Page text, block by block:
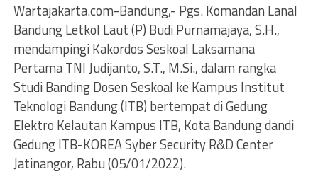
Wartajakarta.com-Bandung,- Pgs. Komandan Lanal
Bandung Letkol Laut (P) Budi Purnamajaya, S.H.,
mendampingi Kakordos Seskoal Laksamana
Pertama TNI Judijanto, S.T., M.Si., dalam rangka
Studi Banding Dosen Seskoal ke Kampus Institut
Teknologi Bandung (ITB) bertempat di Gedung
Elektro Kelautan Kampus ITB, Kota Bandung dandi
Gedung ITB-KOREA Syber Security R&D Center
Jatinangor, Rabu (05/01/2022).